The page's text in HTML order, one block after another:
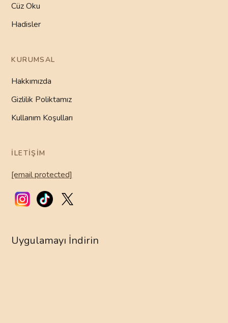
Cüz Oku
Hadisler
KURUMSAL
Hakkımızda
Gizlilik Poliktamız
Kullanım Koşulları
İLETIŞIM
[email protected]
Uygulamayı İndirin